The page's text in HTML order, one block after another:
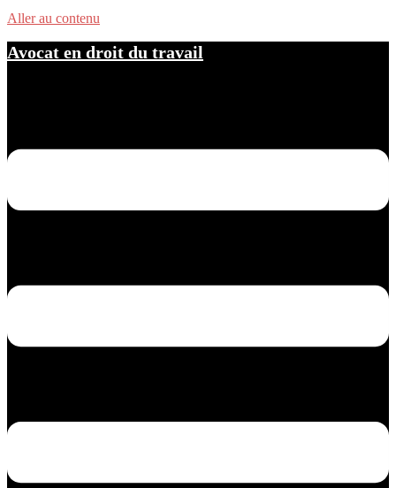
Aller au contenu
Avocat en droit du travail